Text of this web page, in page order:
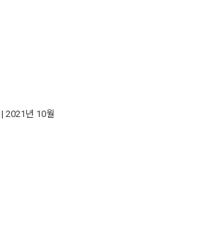
| 2021년 10월